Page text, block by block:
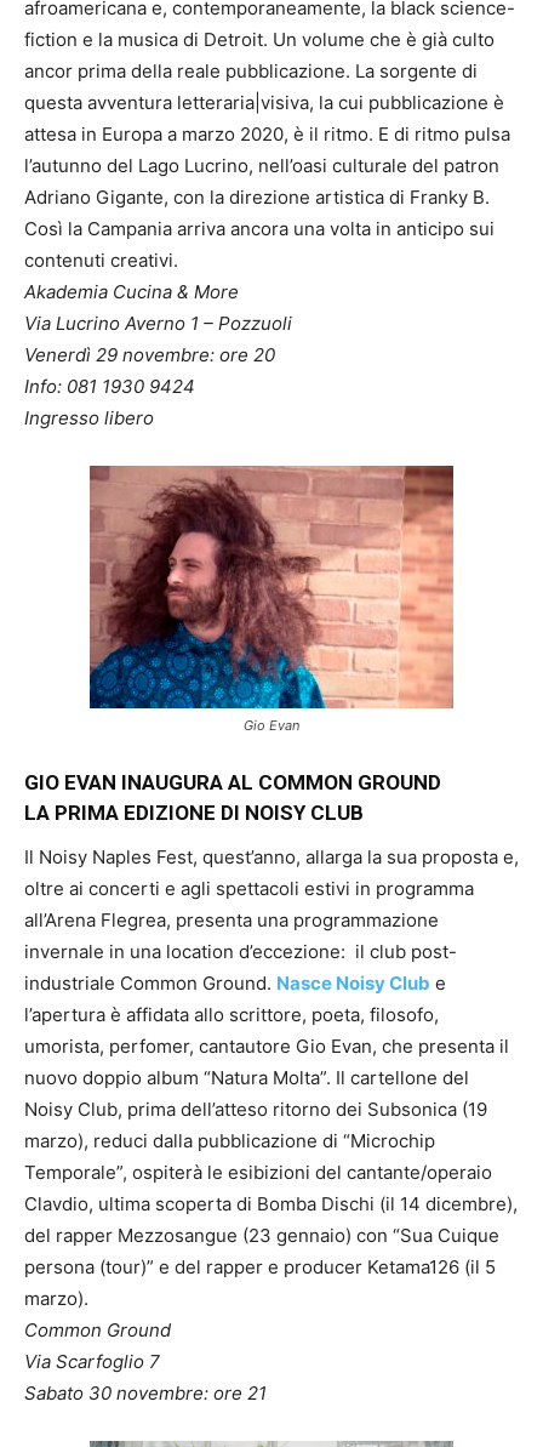
afroamericana e, contemporaneamente, la black science-
fiction e la musica di Detroit. Un volume che è già culto
ancor prima della reale pubblicazione. La sorgente di
questa avventura letteraria|visiva, la cui pubblicazione è
attesa in Europa a marzo 2020, è il ritmo. E di ritmo pulsa
l’autunno del Lago Lucrino, nell’oasi culturale del patron
Adriano Gigante, con la direzione artistica di Franky B.
Così la Campania arriva ancora una volta in anticipo sui
contenuti creativi.
Akademia Cucina & More
Via Lucrino Averno 1 – Pozzuoli
Venerdì 29 novembre: ore 20
Info: 081 1930 9424
Ingresso libero
Gio Evan
GIO EVAN INAUGURA AL COMMON GROUND
LA PRIMA EDIZIONE DI NOISY CLUB
Il Noisy Naples Fest, quest’anno, allarga la sua proposta e,
oltre ai concerti e agli spettacoli estivi in programma
all’Arena Flegrea, presenta una programmazione
invernale in una location d’eccezione: il club post-
industriale Common Ground. Nasce Noisy Club e
l’apertura è affidata allo scrittore, poeta, filosofo,
umorista, perfomer, cantautore Gio Evan, che presenta il
nuovo doppio album “Natura Molta”. Il cartellone del
Noisy Club, prima dell’atteso ritorno dei Subsonica (19
marzo), reduci dalla pubblicazione di “Microchip
Temporale”, ospiterà le esibizioni del cantante/operaio
Clavdio, ultima scoperta di Bomba Dischi (il 14 dicembre),
del rapper Mezzosangue (23 gennaio) con “Sua Cuique
persona (tour)” e del rapper e producer Ketama126 (il 5
marzo).
Common Ground
Via Scarfoglio 7
Sabato 30 novembre: ore 21